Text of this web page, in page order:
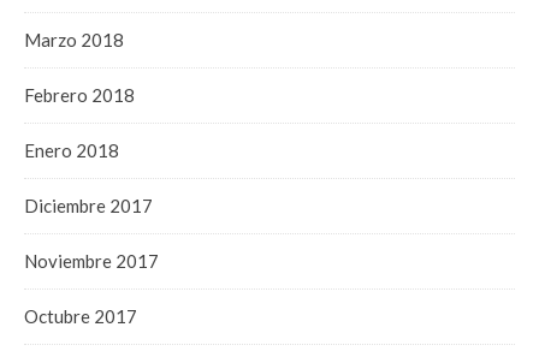
Marzo 2018
Febrero 2018
Enero 2018
Diciembre 2017
Noviembre 2017
Octubre 2017